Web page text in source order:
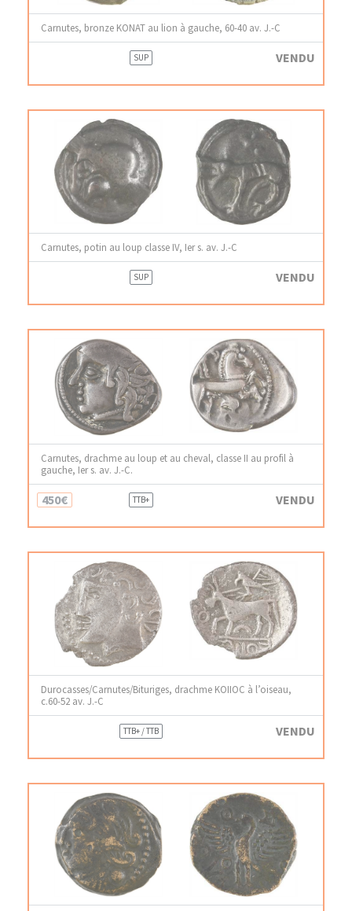
Carnutes, bronze KONAT au lion à gauche, 60-40 av. J.-C
SUP VENDU
Carnutes, potin au loup classe IV, Ier s. av. J.-C
SUP VENDU
Carnutes, drachme au loup et au cheval, classe II au profil à
gauche, Ier s. av. J.-C.
450€ TTB+ VENDU
Durocasses/Carnutes/Bituriges, drachme KOIIOC à l’oiseau,
c.60-52 av. J.-C
TTB+ / TTB VENDU